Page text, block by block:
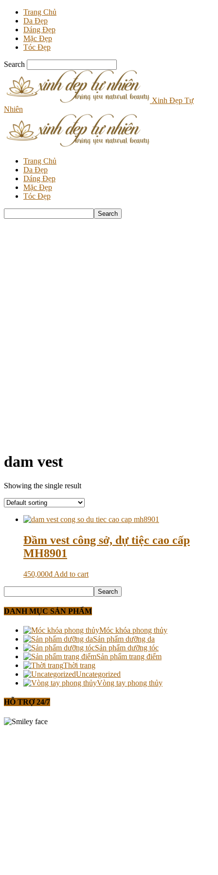
Trang Chủ
Da Đẹp
Dáng Đẹp
Mặc Đẹp
Tóc Đẹp
Search
Xinh Đẹp Tự
Nhiên
Trang Chủ
Da Đẹp
Dáng Đẹp
Mặc Đẹp
Tóc Đẹp
dam vest
Showing the single result
Đầm vest công sở, dự tiệc cao cấp
MH8901
450,000₫ Add to cart
DANH MỤC SẢN PHẨM
Móc khóa phong thủy
Sản phẩm dưỡng da
Sản phẩm dưỡng tóc
Sản phẩm trang điểm
Thời trang
Uncategorized
Vòng tay phong thủy
HỖ TRỢ 24/7